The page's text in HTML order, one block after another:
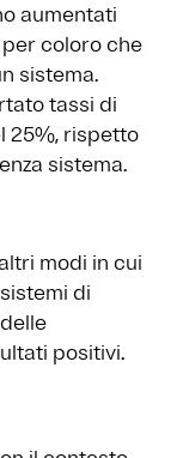
aumentati
coloro che
sistema.
tassi di
25%, rispetto
sistema.
modi in cui
di
positivi.